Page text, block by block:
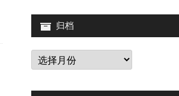
归档
归
档